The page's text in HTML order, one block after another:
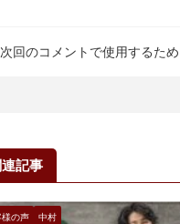
次回のコメントで使用するた
連記事
様の声 中村